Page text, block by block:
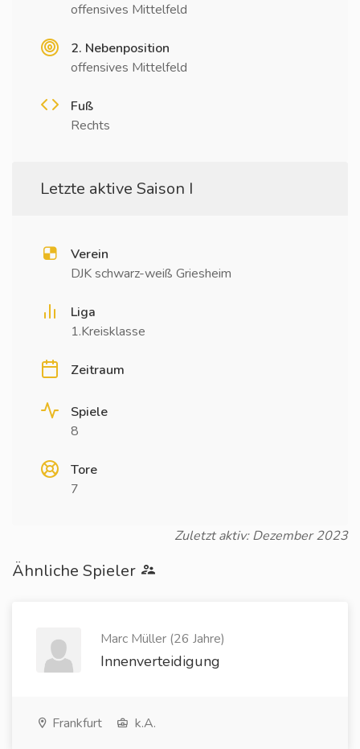
offensives Mittelfeld
2. Nebenposition
offensives Mittelfeld
Fuß
Rechts
Letzte aktive Saison I
Verein
DJK schwarz-weiß Griesheim
Liga
1.Kreisklasse
Zeitraum
Spiele
8
Tore
7
Zuletzt aktiv: Dezember 2023
Ähnliche Spieler
Marc Müller (26 Jahre)
Innenverteidigung
Frankfurt k.A.